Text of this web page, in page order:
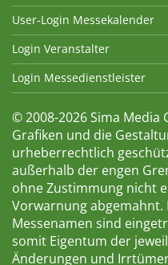
User-Login Messekalender
Login Veranstalter
Login Messedienstleister
© 2008-2026 Sima Media
Grafiken und die
urheberrechtlich
außerhalb der engen
ohne Zustimmung nicht
Vorwarnung abgemahnt.
Messenamen sind
somit Eigentum der
Änderungen und